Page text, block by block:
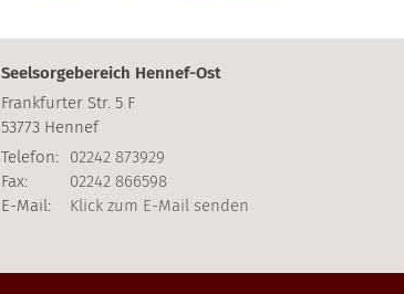
Seelsorgebereich Hennef-Ost
Frankfurter Str. 5 F
53773 Hennef
Telefon:
02242 873929
Fax:
02242 866598
E-Mail:
Klick zum E-Mail senden